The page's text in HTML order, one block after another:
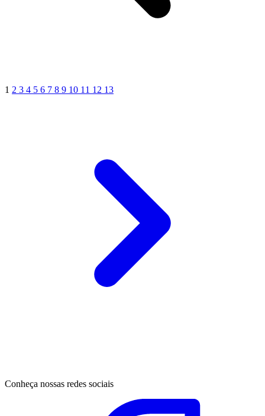
1 2 3 4 5 6 7 8 9 10 11 12 13
Conheça nossas redes sociais